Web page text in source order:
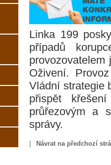
Linka 199
případů
Oživení.
Vládní strategie
přispět
průřezovým a
správy.
Návrat na předchozí